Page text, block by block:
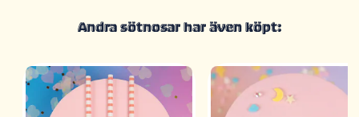
Andra sötnosar har även köpt: